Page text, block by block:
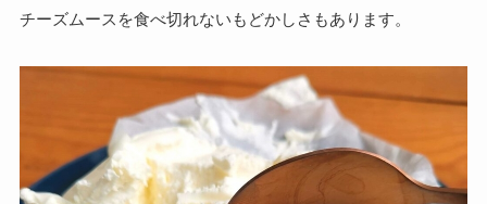
チーズムースを食べ切れないもどかしさもあります。